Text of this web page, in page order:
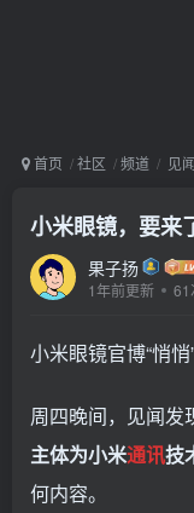
首页 社区 频道 见闻
小米眼镜，要来
果子扬
1年前更新 61
小米眼镜官博“悄
周四晚间，见闻发
主体为小米通讯技
何内容。